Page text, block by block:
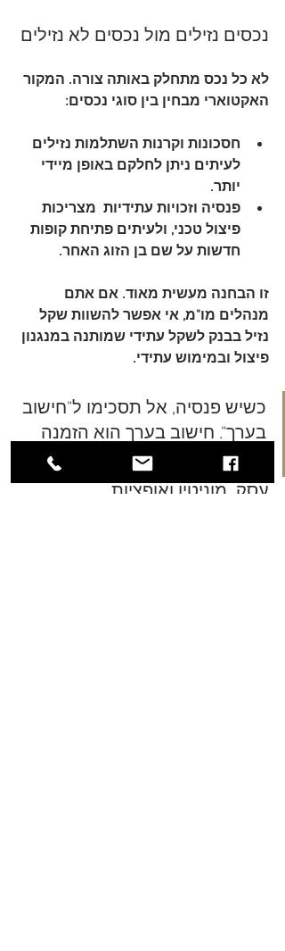
נכסים נזילים מול נכסים לא נזילים
לא כל נכס מתחלק באותה צורה. המקור
האקטוארי מבחין בין סוגי נכסים:
חסכונות וקרנות השתלמות נזילים
לעיתים ניתן לחלקם באופן מיידי
יותר.
פנסיה וזכויות עתידיות
  מצריכות
פיצול טכני, ולעיתים פתיחת קופות
חדשות על שם בן הזוג האחר.
זו הבחנה מעשית מאוד. אם אתם
מנהלים מו"מ, אי אפשר להשוות שקל
נזיל בבנק לשקל עתידי שמותנה במנגנון
פיצול ובמימוש עתידי.
כשיש פנסיה, אל תסכימו ל"חישוב
בערך". חישוב בערך הוא הזמנה
להפסד.
עסק, מוניטין ואופציות